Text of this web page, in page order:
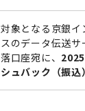
対象となる京銀
スのデータ伝送
落口座宛に、
シュバック（振込）